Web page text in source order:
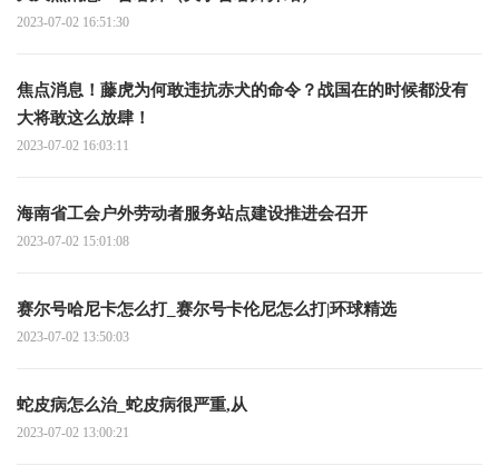
2023-07-02 16:51:30
焦点消息！藤虎为何敢违抗赤犬的命令？战国在的时候都没有
大将敢这么放肆！
2023-07-02 16:03:11
海南省工会户外劳动者服务站点建设推进会召开
2023-07-02 15:01:08
赛尔号哈尼卡怎么打_赛尔号卡伦尼怎么打|环球精选
2023-07-02 13:50:03
蛇皮病怎么治_蛇皮病很严重,从
2023-07-02 13:00:21